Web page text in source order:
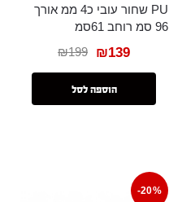
PU שחור עובי כ4 ממ אורך
96 סמ רוחב 61סמ
₪199 ₪139
הוספה לסל
-20%